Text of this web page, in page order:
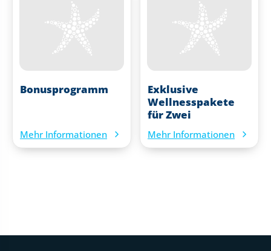
Bonusprogramm
Mehr Informationen
Exklusive
Wellnesspakete
für Zwei
Mehr Informationen
Fußtext der Website